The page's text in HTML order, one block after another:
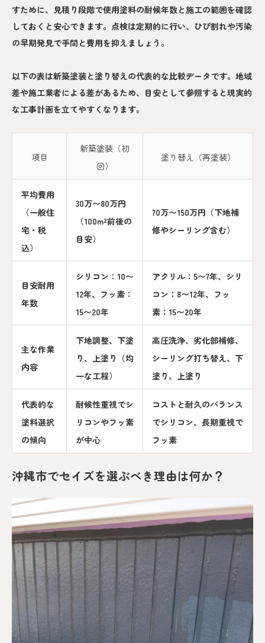
すために、見積り段階で使用塗料の耐候年数と施工の範囲を確認
しておくと安心できます。点検は定期的に行い、ひび割れや汚染
の早期発見で手間と費用を抑えましょう。
以下の表は新築塗装と塗り替えの代表的な比較データです。地域
差や施工業者による差があるため、目安として参照すると現実的
な工事計画を立てやすくなります。
項目
新築塗装（初
回）
塗り替え（再塗装）
平均費用
（一般住
宅・税
込）
30万〜80万円
（100m²前後の
目安）
70万〜150万円（下地補
修やシーリング含む）
目安耐用
年数
シリコン：10〜
12年、フッ素：
15〜20年
アクリル：5〜7年、シリ
コン：8〜12年、フッ
素：15〜20年
主な作業
内容
下地調整、下塗
り、上塗り（均
一な工程）
高圧洗浄、劣化部補修、
シーリング打ち替え、下
塗り、上塗り
代表的な
塗料選択
の傾向
耐候性重視でシ
リコンやフッ素
が中心
コストと耐久のバランス
でシリコン、長期重視で
フッ素
沖縄市でセイズを選ぶべき理由は何か？